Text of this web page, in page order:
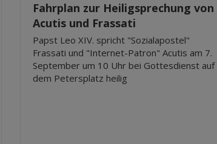
Fahrplan zur Heiligsprechung von
Acutis und Frassati
Papst Leo XIV. spricht "Sozialapostel"
Frassati und "Internet-Patron" Acutis am 7.
September um 10 Uhr bei Gottesdienst auf
dem Petersplatz heilig